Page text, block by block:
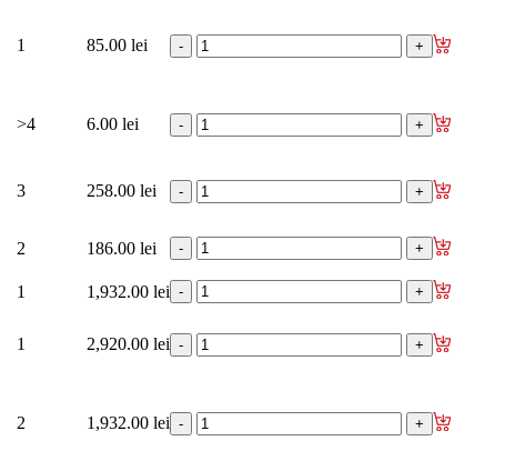
1 85.00 lei
>4 6.00 lei
3 258.00 lei
2 186.00 lei
1 1,932.00 lei
1 2,920.00 lei
2 1,932.00 lei